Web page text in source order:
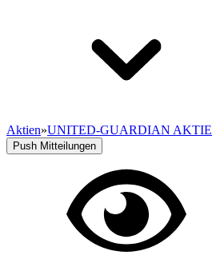
Aktien»UNITED-GUARDIAN AKTIE
Push Mitteilungen